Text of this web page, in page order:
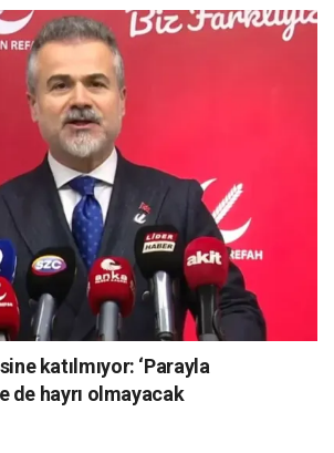
katılmıyor: ‘Parayla
de hayrı olmayacak